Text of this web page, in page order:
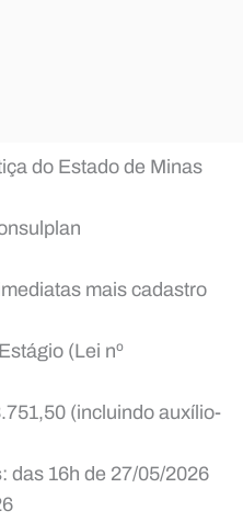
do Estado de Minas
mais cadastro
(Lei nº
(incluindo auxílio-
: das 16h de 27/05/2026